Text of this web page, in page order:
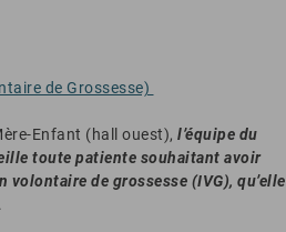
de Grossesse)
Enfant (hall ouest), l’équipe du
toute patiente souhaitant avoir
de grossesse (IVG), qu’elle